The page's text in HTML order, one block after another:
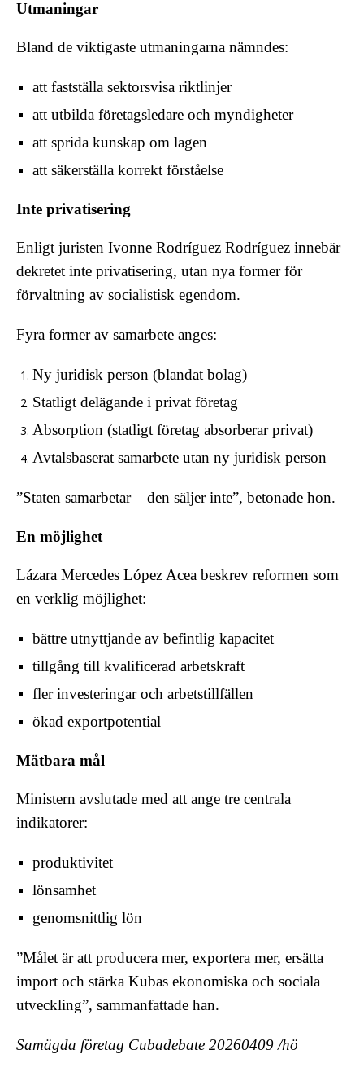
Utmaningar
Bland de viktigaste utmaningarna nämndes:
att fastställa sektorsvisa riktlinjer
att utbilda företagsledare och myndigheter
att sprida kunskap om lagen
att säkerställa korrekt förståelse
Inte privatisering
Enligt juristen Ivonne Rodríguez Rodríguez innebär
dekretet inte privatisering, utan nya former för
förvaltning av socialistisk egendom.
Fyra former av samarbete anges:
Ny juridisk person (blandat bolag)
Statligt delägande i privat företag
Absorption (statligt företag absorberar privat)
Avtalsbaserat samarbete utan ny juridisk person
”Staten samarbetar – den säljer inte”, betonade hon.
En möjlighet
Lázara Mercedes López Acea beskrev reformen som
en verklig möjlighet:
bättre utnyttjande av befintlig kapacitet
tillgång till kvalificerad arbetskraft
fler investeringar och arbetstillfällen
ökad exportpotential
Mätbara mål
Ministern avslutade med att ange tre centrala
indikatorer:
produktivitet
lönsamhet
genomsnittlig lön
”Målet är att producera mer, exportera mer, ersätta
import och stärka Kubas ekonomiska och sociala
utveckling”, sammanfattade han.
Samägda företag Cubadebate 20260409 /hö